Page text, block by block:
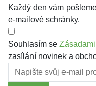
Každý den vám
e-mailové schránky.
Souhlasím se
zasílání novinek a